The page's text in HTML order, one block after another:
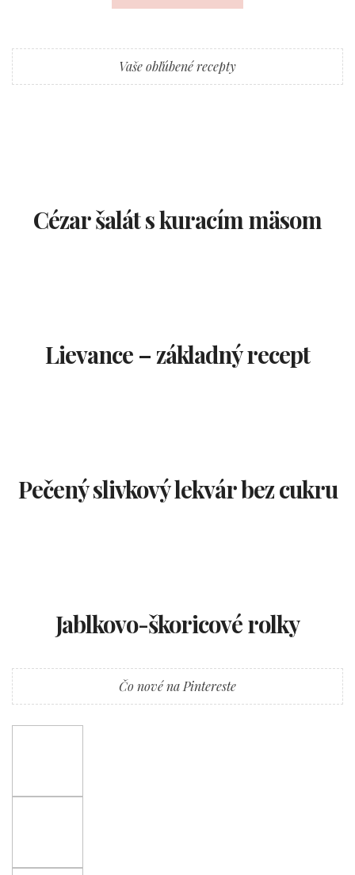
Vaše obľúbené recepty
Cézar šalát s kuracím mäsom
Lievance – základný recept
Pečený slivkový lekvár bez cukru
Jablkovo-škoricové rolky
Čo nové na Pintereste